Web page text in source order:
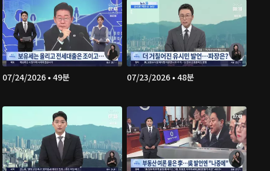
07/24/2026 • 49분 07/23/2026 • 48분